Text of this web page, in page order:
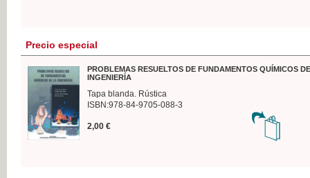
Precio especial
PROBLEMAS RESUELTOS DE FUNDAMENTOS QUÍMICOS
INGENIERÍA
Tapa blanda. Rústica
ISBN:978-84-9705-088-3
2,00 €